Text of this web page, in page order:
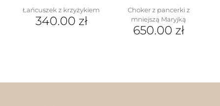
Łańcuszek z krzyżykiem
340.00 zł
Choker z pancerki z
mniejszą Maryjką
650.00 zł